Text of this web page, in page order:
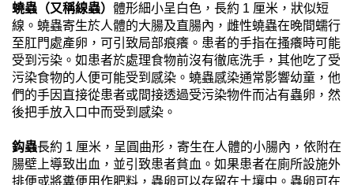
蟯蟲（又稱線蟲） 體形細小呈白色，長約 1 厘米，狀似短
線。蟯蟲寄生於人體的大腸及直腸內，雌性蟯蟲在晚間蠕行
至肛門處產卵，可引致局部痕癢。患者的手指在搔癢時可能
受到污染。如患者於處理食物前沒有徹底洗手，其他吃了受
污染食物的人便可能受到感染。蟯蟲感染通常影響幼童，他
們的手因直接從患者或間接透過受污染物件而沾有蟲卵，然
後把手放入口中而受到感染。
鈎蟲長約 1 厘米，呈圓曲形，寄生在人體的小腸內，依附在
腸壁上導致出血，並引致患者貧血。如果患者在廁所設施外
排便或將糞便用作肥料，蟲卵可以存留在土壤中。蟲卵可在